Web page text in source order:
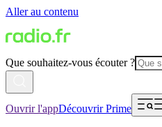
Aller au contenu
Que souhaitez-vous écouter ?
Ouvrir l'appDécouvrir Prime